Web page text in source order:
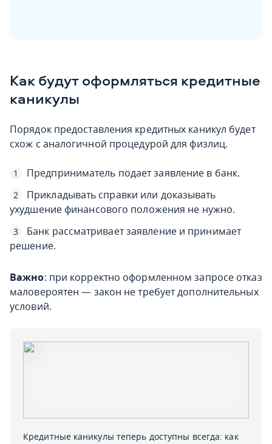
Как будут оформляться кредитные
каникулы
Порядок предоставления кредитных каникул будет
схож с аналогичной процедурой для физлиц.
Предприниматель подает заявление в банк.
Прикладывать справки или доказывать
ухудшение финансового положения не нужно.
Банк рассматривает заявление и принимает
решение.
Важно: при корректно оформленном запросе отказ
маловероятен — закон не требует дополнительных
условий.
Кредитные каникулы теперь доступны всегда: как